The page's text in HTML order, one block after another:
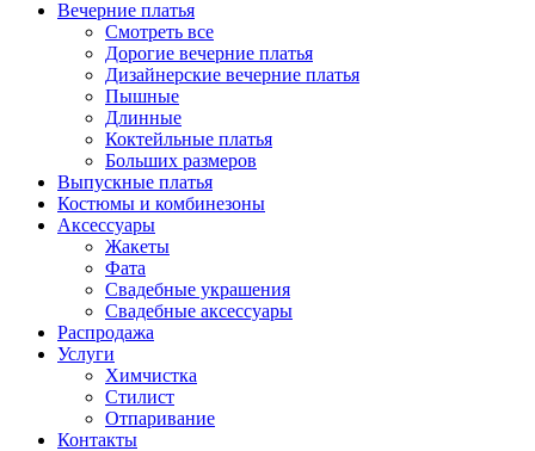
Вечерние платья
Смотреть все
Дорогие вечерние платья
Дизайнерские вечерние платья
Пышные
Длинные
Коктейльные платья
Больших размеров
Выпускные платья
Костюмы и комбинезоны
Аксессуары
Жакеты
Фата
Свадебные украшения
Свадебные аксессуары
Распродажа
Услуги
Химчистка
Стилист
Отпаривание
Контакты